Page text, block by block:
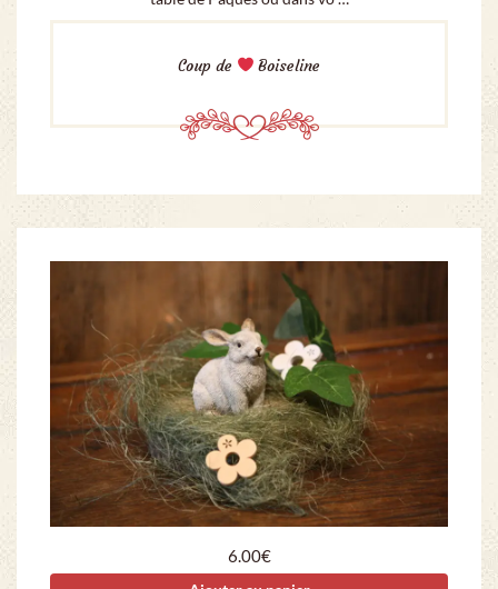
Coup de Boiseline
6.00€